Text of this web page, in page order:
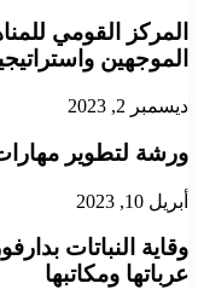
المركز القومي
الموجهين
ديسمبر 2, 2023
ورشة لتطوير
أبريل 10, 2023
وقاية النباتات
عرباتها ومكاتبها